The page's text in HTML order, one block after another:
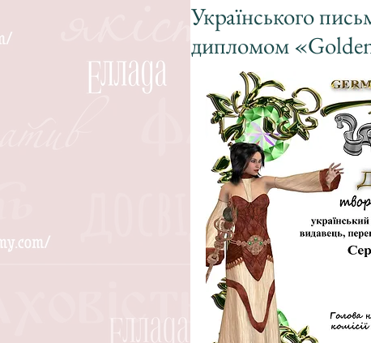
Українського
дипломом